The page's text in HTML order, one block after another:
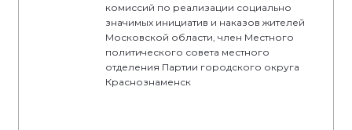
комиссий по реализации социально
значимых инициатив и наказов жителей
Московской области, член Местного
политического совета местного
отделения Партии городского округа
Краснознаменск